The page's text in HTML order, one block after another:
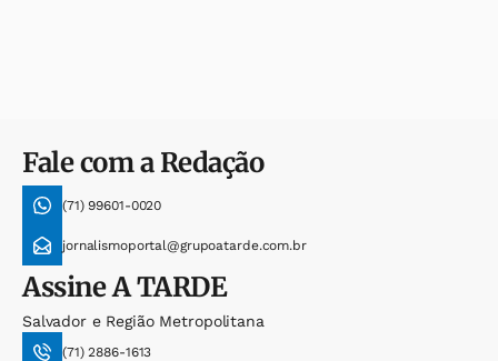
Fale com a Redação
(71) 99601-0020
jornalismoportal@grupoatarde.com.br
AssineA TARDE
Salvador e Região Metropolitana
(71) 2886-1613